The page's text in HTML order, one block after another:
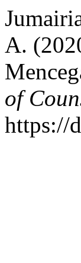
A.
of
https://